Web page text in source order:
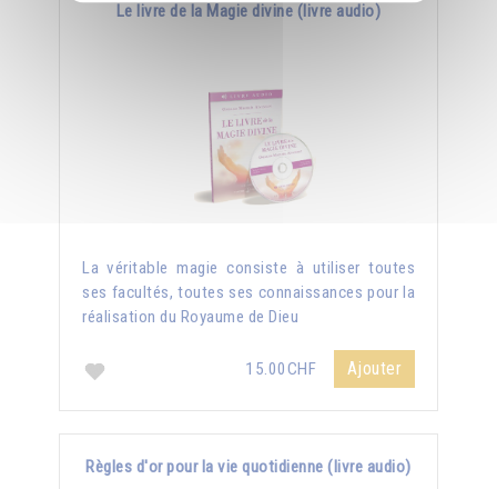
Le livre de la Magie divine (livre audio)
La véritable magie consiste à utiliser toutes
ses facultés, toutes ses connaissances pour la
réalisation du Royaume de Dieu
15.00CHF Ajouter
Règles d'or pour la vie quotidienne (livre audio)